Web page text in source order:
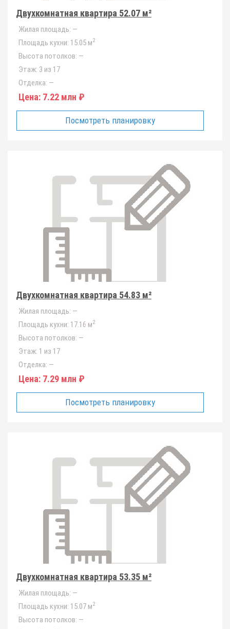
Двухкомнатная квартира 52.07 м²
Жилая площадь: —
Площадь кухни: 15.05 м2
Высота потолков: —
Этаж: 3 из 17
Отделка: —
Цена: 7.22 млн ₽
Посмотреть планировку
Двухкомнатная квартира 54.83 м²
Жилая площадь: —
Площадь кухни: 17.16 м2
Высота потолков: —
Этаж: 1 из 17
Отделка: —
Цена: 7.29 млн ₽
Посмотреть планировку
Двухкомнатная квартира 53.35 м²
Жилая площадь: —
Площадь кухни: 15.07 м2
Высота потолков: —